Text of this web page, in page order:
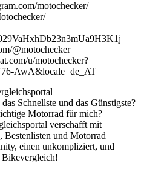
motochecker/
@motochecker
u/motochecker?
AwA&locale=de_AT
Schnellste und das Günstigste?
Motorrad für mich?
verschafft mit
Bestenlisten und Motorrad
einen unkompliziert, und